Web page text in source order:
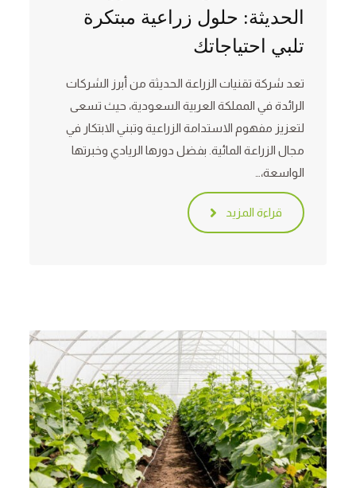
الحديثة: حلول زراعية مبتكرة
تلبي احتياجاتك
تعد شركة تقنيات الزراعة الحديثة من أبرز الشركات
الرائدة في المملكة العربية السعودية، حيث تسعى
لتعزيز مفهوم الاستدامة الزراعية وتبني الابتكار في
مجال الزراعة المائية. بفضل دورها الريادي وخبرتها
الواسعة،…
قراءة المزيد